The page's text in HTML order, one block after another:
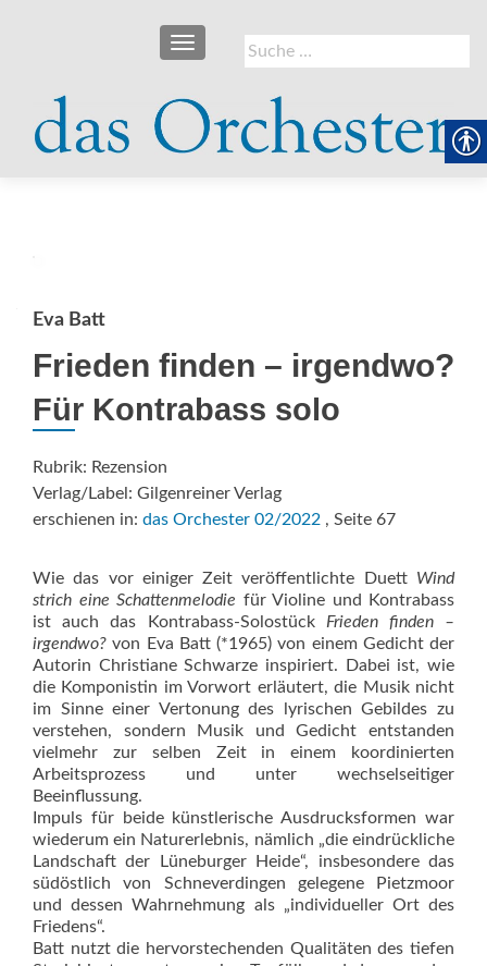
Suche
nach:
SCHALTE NAVIGATION
Eva Batt
Frieden finden – irgendwo?
Für Kontrabass solo
Rubrik: Rezension
Verlag/Label: Gilgenreiner Verlag
erschienen in: das Orchester 02/2022 , Seite 67
Wie das vor einiger Zeit veröffentlichte Duett Wind
strich eine Schattenmelodie für Violine und Kontrabass
ist auch das Kontrabass-Solostück Frieden finden –
irgendwo? von Eva Batt (*1965) von einem Gedicht der
Autorin Christiane Schwarze inspiriert. Dabei ist, wie
die Komponistin im Vorwort erläutert, die Musik nicht
im Sinne einer Vertonung des lyrischen Gebildes zu
verstehen, sondern Musik und Gedicht entstanden
vielmehr zur selben Zeit in einem koordinierten
Arbeitsprozess und unter wechselseitiger
Beeinflussung.
Impuls für beide künstlerische Ausdrucksformen war
wiederum ein Naturerlebnis, nämlich „die eindrückliche
Landschaft der Lüneburger Heide“, insbesondere das
südöstlich von Schneverdingen gelegene Pietzmoor
und dessen Wahrnehmung als „individueller Ort des
Friedens“.
Batt nutzt die hervorstechenden Qualitäten des tiefen